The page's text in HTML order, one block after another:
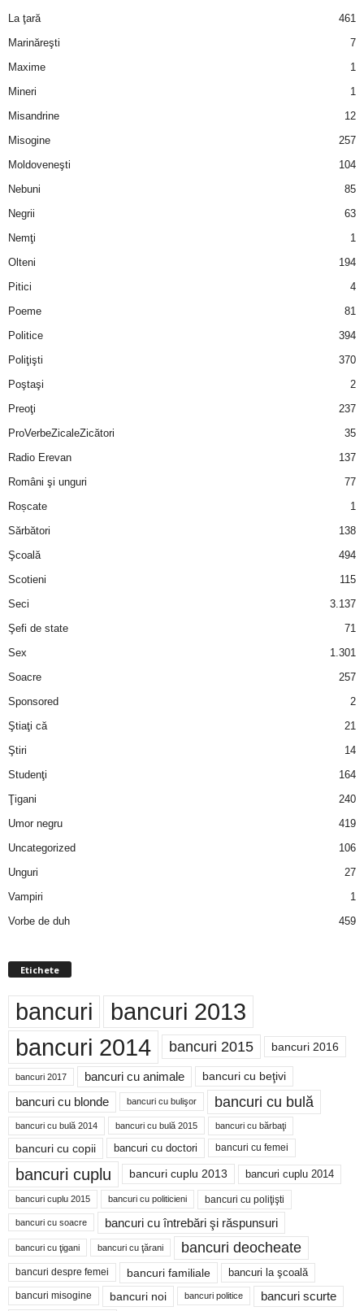
La ţară
461
Marinăreşti
7
Maxime
1
Mineri
1
Misandrine
12
Misogine
257
Moldoveneşti
104
Nebuni
85
Negrii
63
Nemţi
1
Olteni
194
Pitici
4
Poeme
81
Politice
394
Poliţişti
370
Poştaşi
2
Preoţi
237
ProVerbeZicaleZicători
35
Radio Erevan
137
Români şi unguri
77
Roșcate
1
Sărbători
138
Şcoală
494
Scotieni
115
Seci
3.137
Şefi de state
71
Sex
1.301
Soacre
257
Sponsored
2
Ştiaţi că
21
Ştiri
14
Studenţi
164
Ţigani
240
Umor negru
419
Uncategorized
106
Unguri
27
Vampiri
1
Vorbe de duh
459
Etichete
bancuri bancuri 2013
bancuri 2014 bancuri 2015 bancuri 2016
bancuri 2017 bancuri cu animale bancuri cu beţivi
bancuri cu blonde bancuri cu bulişor bancuri cu bulă
bancuri cu bulă 2014 bancuri cu bulă 2015 bancuri cu bărbaţi
bancuri cu copii bancuri cu doctori bancuri cu femei
bancuri cuplu bancuri cuplu 2013 bancuri cuplu 2014
bancuri cuplu 2015 bancuri cu politicieni bancuri cu poliţişti
bancuri cu soacre bancuri cu întrebări şi răspunsuri
bancuri cu ţigani bancuri cu ţărani bancuri deocheate
bancuri despre femei bancuri familiale bancuri la şcoală
bancuri misogine bancuri noi bancuri politice bancuri scurte